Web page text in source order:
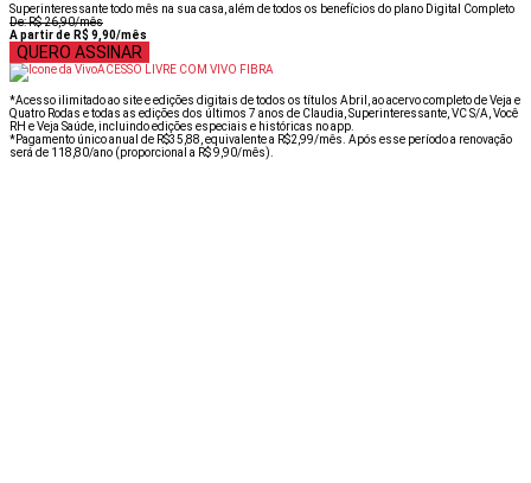
Superinteressante todo mês na sua casa, além de todos os benefícios do plano Digital Completo
De: R$ 26,90/mês
A partir de R$ 9,90/mês
QUERO ASSINAR
ACESSO LIVRE COM VIVO FIBRA
*Acesso ilimitado ao site e edições digitais de todos os títulos Abril, ao acervo completo de Veja e
Quatro Rodas e todas as edições dos últimos 7 anos de Claudia, Superinteressante, VC S/A, Você
RH e Veja Saúde, incluindo edições especiais e históricas no app.
*Pagamento único anual de R$35,88, equivalente a R$2,99/mês. Após esse período a renovação
será de 118,80/ano (proporcional a R$ 9,90/mês).